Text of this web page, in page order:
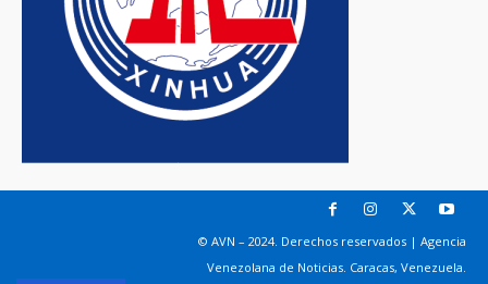
© AVN – 2024. Derechos reservados | Agencia
Venezolana de Noticias. Caracas, Venezuela.